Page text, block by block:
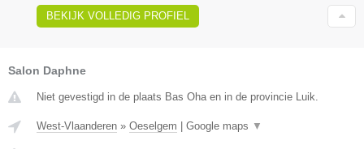
BEKIJK VOLLEDIG PROFIEL
Salon Daphne
Niet gevestigd in de plaats Bas Oha en in de provincie Luik.
West-Vlaanderen » Oeselgem Google maps ▼